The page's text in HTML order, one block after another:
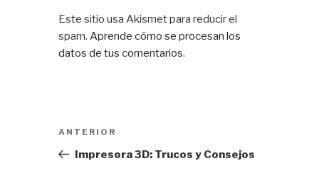
Este sitio usa Akismet para reducir el
spam.Aprende cómo se procesan los
datos de tus comentarios.
entradas
Entrada
anterior:
ANTERIOR
Impresora 3D: Trucos y Consejos